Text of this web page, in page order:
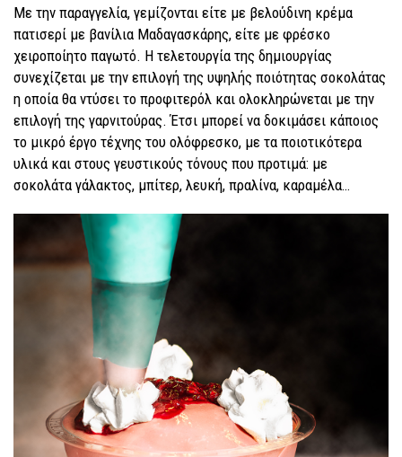
Με την παραγγελία, γεμίζονται είτε με βελούδινη κρέμα
πατισερί με βανίλια Μαδαγασκάρης, είτε με φρέσκο
χειροποίητο παγωτό. Η τελετουργία της δημιουργίας
συνεχίζεται με την επιλογή της υψηλής ποιότητας σοκολάτας
η οποία θα ντύσει το προφιτερόλ και ολοκληρώνεται με την
επιλογή της γαρνιτούρας. Έτσι μπορεί να δοκιμάσει κάποιος
το μικρό έργο τέχνης του ολόφρεσκο, με τα ποιοτικότερα
υλικά και στους γευστικούς τόνους που προτιμά: με
σοκολάτα γάλακτος, μπίτερ, λευκή, πραλίνα, καραμέλα…